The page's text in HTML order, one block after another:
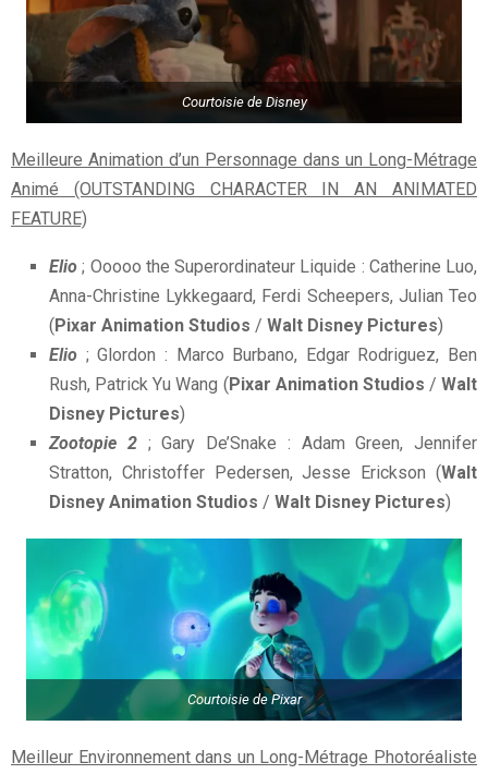
Courtoisie de Disney
Meilleure Animation d’un Personnage dans un Long-Métrage
Animé (OUTSTANDING CHARACTER IN AN ANIMATED
FEATURE)
Elio ; Ooooo the Superordinateur Liquide : Catherine Luo,
Anna-Christine Lykkegaard, Ferdi Scheepers, Julian Teo
(Pixar Animation Studios / Walt Disney Pictures)
Elio ; Glordon : Marco Burbano, Edgar Rodriguez, Ben
Rush, Patrick Yu Wang (Pixar Animation Studios / Walt
Disney Pictures)
Zootopie 2; Gary De’Snake : Adam Green, Jennifer
Stratton, Christoffer Pedersen, Jesse Erickson (Walt
Disney Animation Studios / Walt Disney Pictures)
Courtoisie de Pixar
Meilleur Environnement dans un Long-Métrage Photoréaliste